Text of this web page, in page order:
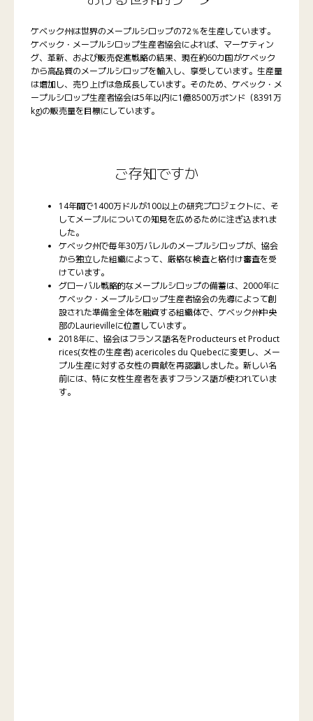
ケベック州は世界のメープルシロップの72％を生産しています。
ケベック・メープルシロップ生産者協会によれば、マーケティン
グ、革新、および販売促進戦略の結果、現在約60カ国がケベック
から高品質のメープルシロップを輸入し、享受しています。生産量
は増加し、売り上げは急成長しています。そのため、ケベック・メ
ープルシロップ生産者協会は5年以内に1億8500万ポンド（8391万
kg)の販売量を目標にしています。
ご存知ですか
14年間で1400万ドルが100以上の研究プロジェクトに、そ
してメープルについての知見を広めるために注ぎ込まれま
した。
ケベック州で毎年30万バレルのメープルシロップが、協会
から独立した組織によって、厳格な検査と格付け審査を受
けています。
グローバル戦略的なメープルシロップの備蓄は、2000年に
ケベック・メープルシロップ生産者協会の先導によって創
設された準備金全体を融資する組織体で、ケベック州中央
部のLaurievilleに位置しています。
2018年に、協会はフランス語名をProducteurs et Product
rices(女性の生産者) acericoles du Quebecに変更し、メー
プル生産に対する女性の貢献を再認識しました。新しい名
前には、特に女性生産者を表すフランス語が使われていま
す。